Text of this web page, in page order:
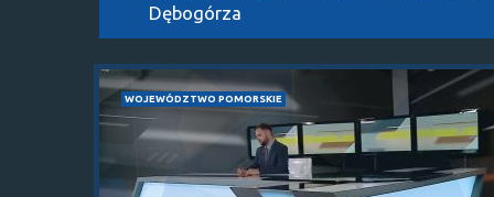
Dębogórza
WOJEWÓDZTWO POMORSKIE